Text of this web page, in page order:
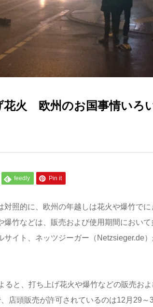
花火 欧州のお国事情いろ
feedly Pin it
照的に、欧州の年越しは花火や爆竹で
竹などは、販売および使用期間におい
イト、ネッツジーガー（Netzsieger.de
と、打ち上げ花火や爆竹などの販売およ
店頭販売が許可されているのは12月29～